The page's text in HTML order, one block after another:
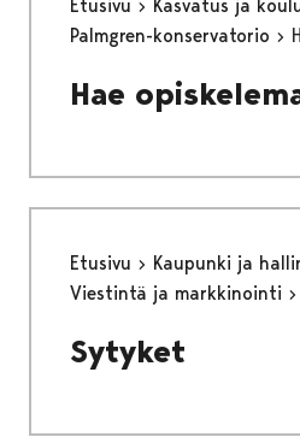
Etusivu
Kasvatus ja
Palmgren-konservatorio
Hae
Etusivu
Kaupunki ja
Viestintä ja markkinointi
Sytyket